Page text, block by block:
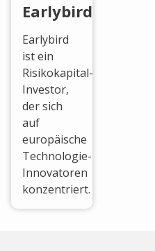
Earlybird
Earlybird
ist ein
Risikokapital-
Investor,
der sich
auf
europäische
Technologie-
Innovatoren
konzentriert.